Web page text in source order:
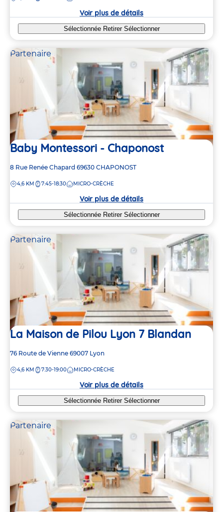
Voir plus de détails
Sélectionnée Retirer Sélectionner
Partenaire
Baby Montessori - Chaponost
Adresse
la
8 Rue Renée Chapard 69630 CHAPONOST
DISTANCE
4,6 KM 7:45-18:30 MICRO-CRÈCHE
Voir plus de détails
Sélectionnée Retirer Sélectionner
Partenaire
La Maison de Pilou Lyon 7 Blandan
Adresse
la
76 Route de Vienne 69007 Lyon
DISTANCE
4,6 KM 7:30-19:00 MICRO-CRÈCHE
Voir plus de détails
Sélectionnée Retirer Sélectionner
Partenaire